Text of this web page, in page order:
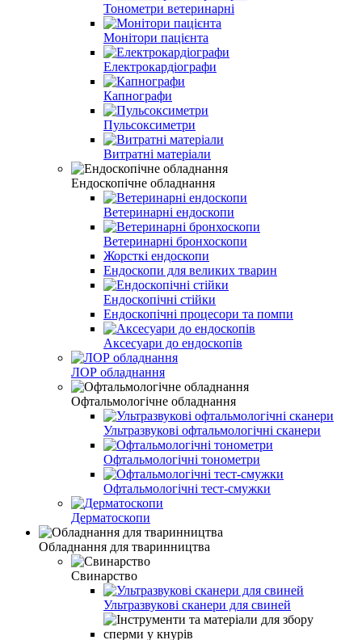
Тонометри ветеринарні
Монітори пацієнта
Електрокардіографи
Капнографи
Пульсоксиметри
Витратні матеріали
Ендоскопічне обладнання
Ветеринарні ендоскопи
Ветеринарні бронхоскопи
Жорсткі ендоскопи
Ендоскопи для великих тварин
Ендоскопічні стійки
Ендоскопічні процесори та помпи
Аксесуари до ендоскопів
ЛОР обладнання
Офтальмологічне обладнання
Ультразвукові офтальмологічні сканери
Офтальмологічні тонометри
Офтальмологічні тест-смужки
Дерматоскопи
Обладнання для тваринництва
Свинарство
Ультразвукові сканери для свиней